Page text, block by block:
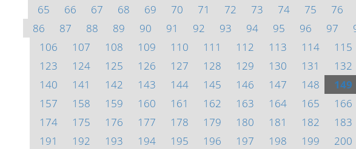
65
66 67 68 69 70 71 72 73 74 75 76
86
87 88 89 90 91 92 93 94 95 96 97
106
107 108 109 110 111 112 113 114 115
123
124 125 126 127 128 129 130 131 132
140
141 142 143 144 145 146 147 148 149
157
158 159 160 161 162 163 164 165 166
174
175 176 177 178 179 180 181 182 183
191
192 193 194 195 196 197 198 199 200